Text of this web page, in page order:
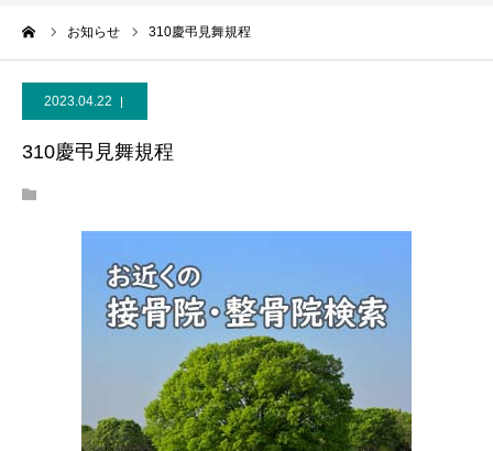
お知らせ 310慶弔見舞規程
2023.04.22
310慶弔見舞規程